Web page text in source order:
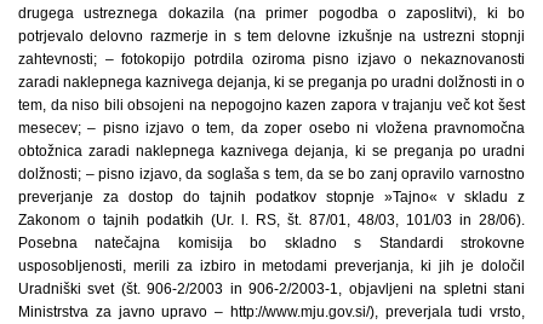
drugega ustreznega dokazila (na primer pogodba o zaposlitvi), ki bo
potrjevalo delovno razmerje in s tem delovne izkušnje na ustrezni stopnji
zahtevnosti; – fotokopijo potrdila oziroma pisno izjavo o nekaznovanosti
zaradi naklepnega kaznivega dejanja, ki se preganja po uradni dolžnosti in o
tem, da niso bili obsojeni na nepogojno kazen zapora v trajanju več kot šest
mesecev; – pisno izjavo o tem, da zoper osebo ni vložena pravnomočna
obtožnica zaradi naklepnega kaznivega dejanja, ki se preganja po uradni
dolžnosti; – pisno izjavo, da soglaša s tem, da se bo zanj opravilo varnostno
preverjanje za dostop do tajnih podatkov stopnje »Tajno« v skladu z
Zakonom o tajnih podatkih (Ur. l. RS, št. 87/01, 48/03, 101/03 in 28/06).
Posebna natečajna komisija bo skladno s Standardi strokovne
usposobljenosti, merili za izbiro in metodami preverjanja, ki jih je določil
Uradniški svet (št. 906-2/2003 in 906-2/2003-1, objavljeni na spletni stani
Ministrstva za javno upravo – http://www.mju.gov.si/), preverjala tudi vrsto,